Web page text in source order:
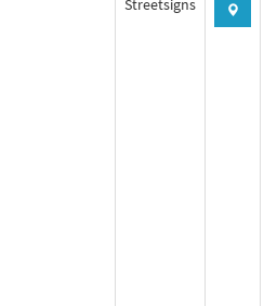
Streetsigns